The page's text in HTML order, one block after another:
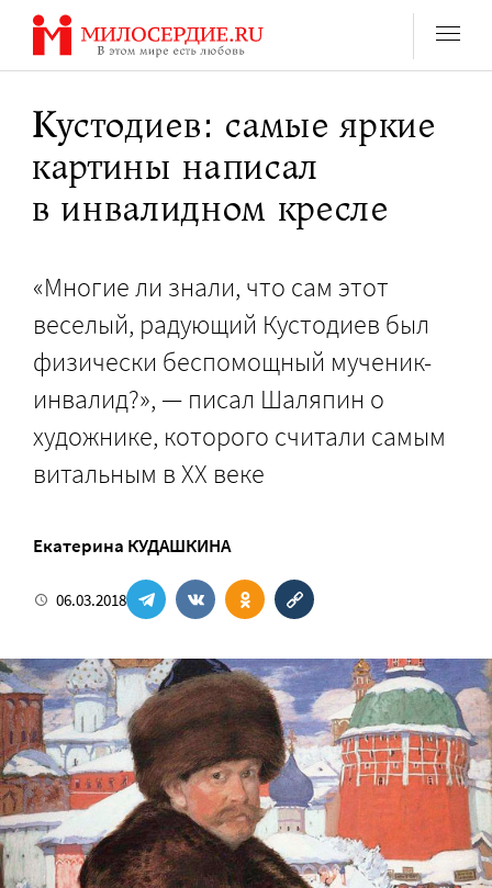
Перейти
содержанию
Кустодиев: самые яркие
картины написал
в инвалидном кресле
«Многие ли знали, что сам этот
веселый, радующий Кустодиев был
физически беспомощный мученик-
инвалид?», — писал Шаляпин о
художнике, которого считали самым
витальным в XX веке
Екатерина КУДАШКИНА
06.03.2018